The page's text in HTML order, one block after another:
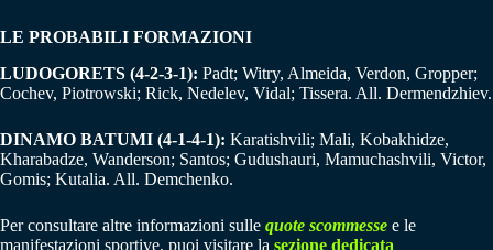
LE PROBABILI FORMAZIONI
LUDOGORETS (4-2-3-1): Padt; Witry, Almeida, Verdon, Gropper;
Cochev, Piotrowski; Rick, Nedelev, Vidal; Tissera. All. Dermendzhiev.
DINAMO BATUMI (4-1-4-1): Karatishvili; Mali, Kobakhidze,
Kharabadze, Wanderson; Santos; Gudushauri, Mamuchashvili, Victor,
Gomis; Kutalia. All. Demchenko.
Per consultare altre informazioni sulle quote scommesse e le
manifestazioni sportive, puoi visitare la sezione dedicata